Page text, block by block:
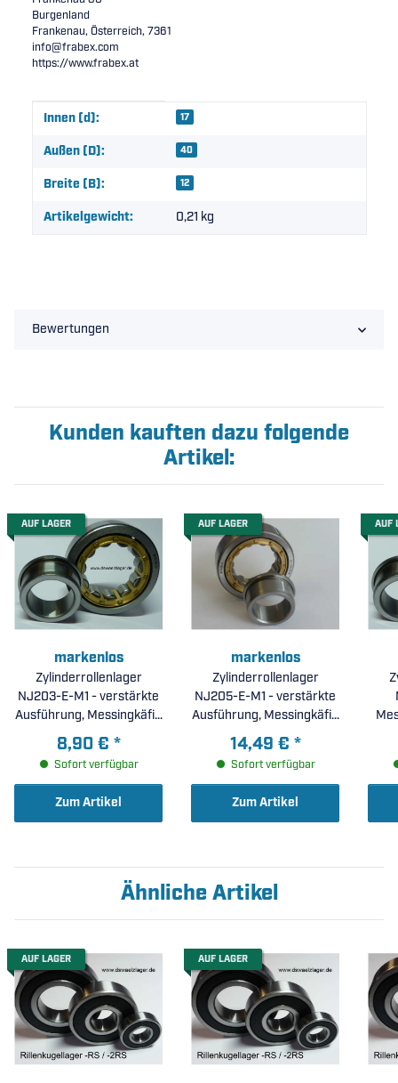
Burgenland
Frankenau, Österreich, 7361
info@frabex.com
https://www.frabex.at
Produkteigenschaft
Wert
Innen (d): 17
Außen (D): 40
Breite (B): 12
Artikelgewicht: 0,21 kg
Bewertungen
Kunden kauften dazu folgende
Artikel:
AUF LAGER
markenlos
Zylinderrollenlager
NJ203-E-M1 - verstärkte
Ausführung, Messingkäfig
( 17x40x12mm )
8,90 € *
Sofort verfügbar
Zum Artikel
AUF LAGER
markenlos
Zylinderrollenlager
NJ205-E-M1 - verstärkte
Ausführung, Messingkäfig
( 25x52x15mm )
14,49 € *
Sofort verfügbar
Zum Artikel
AUF
Ähnliche Artikel
AUF LAGER AUF LAGER